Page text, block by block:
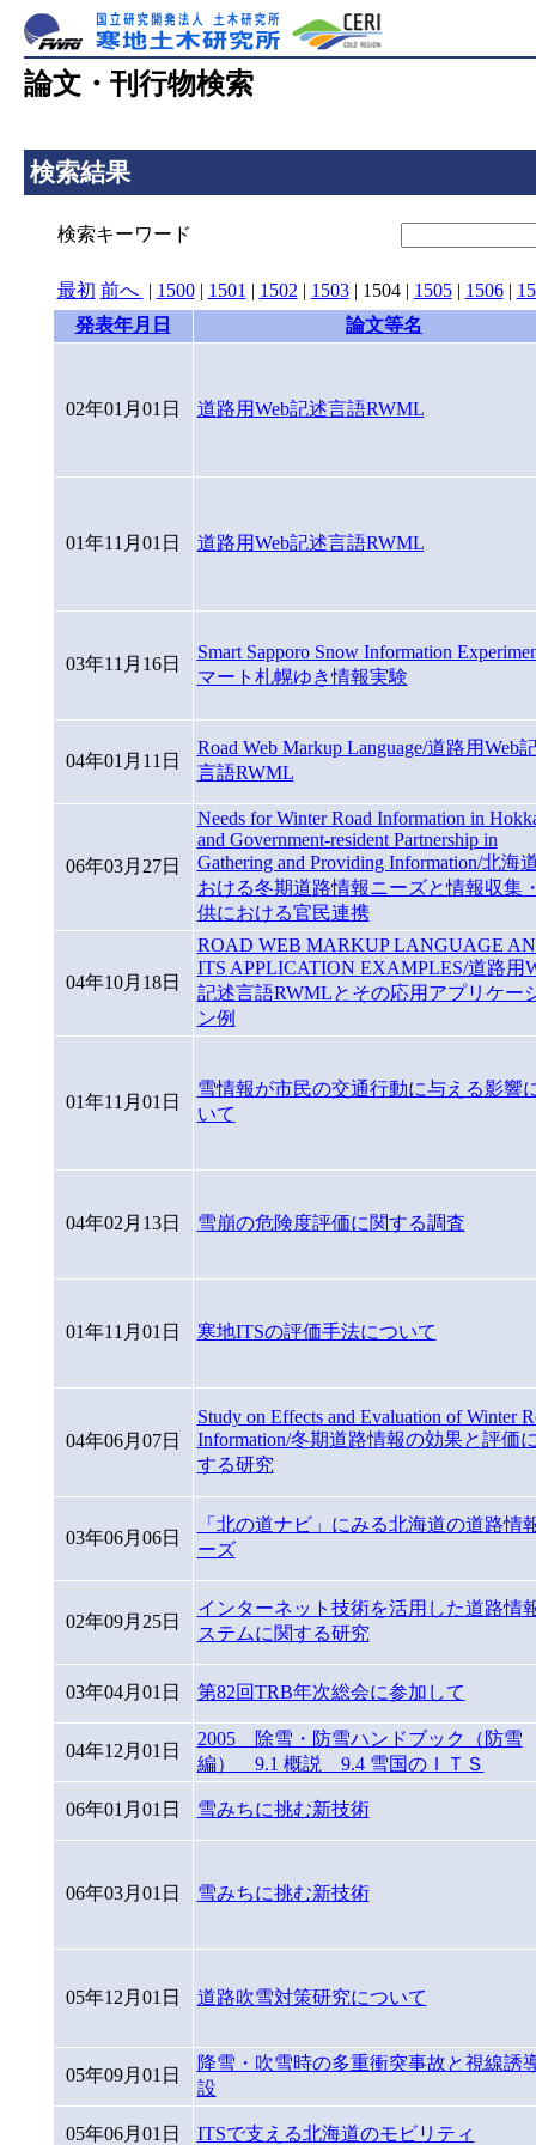
論文・刊行物検索
検索結果
検索キーワード
最初 前へ | 1500| 1501 | 1502 | 1503| 1504| 1505| 1506|
発表年月日
論文等名
02年01月01日 道路用Web記述言語RWML
01年11月01日 道路用Web記述言語RWML
03年11月16日
Smart Sapporo Snow Information
マート札幌ゆき情報実験
04年01月11日
Road Web Markup Language/道路用Web
言語RWML
06年03月27日
Needs for Winter Road Information in
and Government-resident Partnership in
Gathering and Providing Information/北海
おける冬期道路情報ニーズと情報収集
供における官民連携
04年10月18日
ROAD WEB MARKUP LANGUAGE
ITS APPLICATION EXAMPLES/道路用
記述言語RWMLとその応用アプリケー
ン例
01年11月01日
雪情報が市民の交通行動に与える影響
いて
04年02月13日 雪崩の危険度評価に関する調査
01年11月01日 寒地ITSの評価手法について
04年06月07日
Study on Effects and Evaluation of Winter
Information/冬期道路情報の効果と評価
する研究
03年06月06日
「北の道ナビ」にみる北海道の道路情
ーズ
02年09月25日
インターネット技術を活用した道路情
ステムに関する研究
03年04月01日 第82回TRB年次総会に参加して
04年12月01日
2005 除雪・防雪ハンドブック（防雪
編） 9.1 概説 9.4 雪国のＩＴＳ
06年01月01日 雪みちに挑む新技術
06年03月01日 雪みちに挑む新技術
05年12月01日 道路吹雪対策研究について
05年09月01日
降雪・吹雪時の多重衝突事故と視線誘
設
05年06月01日 ITSで支える北海道のモビリティ